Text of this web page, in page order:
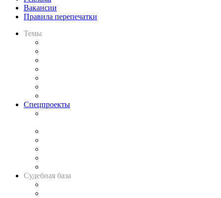
Вакансии
Правила перепечатки
Темы
Спецпроекты
Судебная база